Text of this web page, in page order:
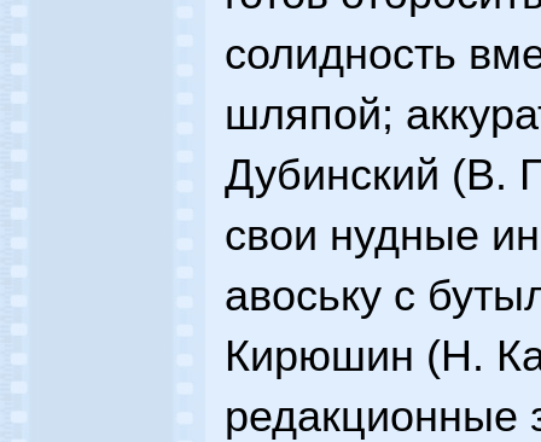
солидность
шляпой;
Дубинский (В.
свои нудные
авоську с
Кирюшин (Н.
редакционные